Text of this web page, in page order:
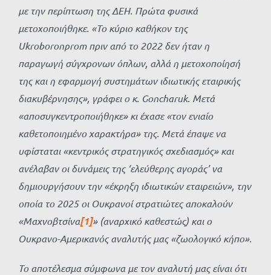
με την περίπτωση της ΔΕΗ. Πρώτα φυσικά
μετοχοποιήθηκε. «Το κύριο καθήκον της
Ukroboronprom πριν από το 2022 δεν ήταν η
παραγωγή σύγχρονων όπλων, αλλά η μετοχοποίησή
της και η εφαρμογή συστημάτων ιδιωτικής εταιρικής
διακυβέρνησης», γράφει ο κ. Goncharuk. Μετά
«αποσυγκεντροποιήθηκε» κι έχασε «τον ενιαίο
καθετοποιημένο χαρακτήρα» της. Μετά έπαψε να
υφίσταται «κεντρικός στρατηγικός σχεδιασμός» και
ανέλαβαν οι δυνάμεις της ‘ελεύθερης αγοράς’ να
δημιουργήσουν την «έκρηξη ιδιωτικών εταιρειών», την
οποία το 2025 οι Ουκρανοί στρατιώτες αποκαλούν
«Μαχνοβτσίνα[1]» (αναρχικό καθεστώς) και ο
Ουκρανο-Αμερικανός αναλυτής μας «ζωολογικό κήπο».
Το αποτέλεσμα σύμφωνα με τον αναλυτή μας είναι ότι